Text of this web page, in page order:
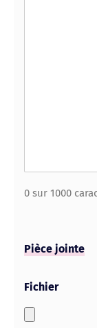
0 sur 1000
Pièce jointe
Fichier